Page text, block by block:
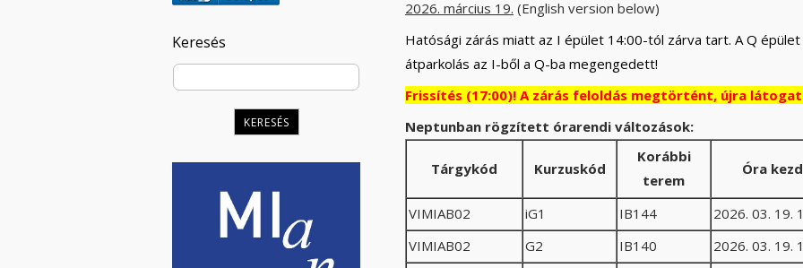
Keresés
2026. március 19. (English version below)
Hatósági zárás miatt az I épület 14:00-tól zárva tart. A Q
átparkolás az I-ből a Q-ba megengedett!
Frissítés (17:00)! A zárás feloldás megtörtént, újra
Neptunban rögzített órarendi változások:
Tárgykód Kurzuskód
Korábbi
terem
Óra
VIMIAB02 iG1 IB144
2026. 03. 19.
VIMIAB02
G2 IB140
2026. 03. 19.